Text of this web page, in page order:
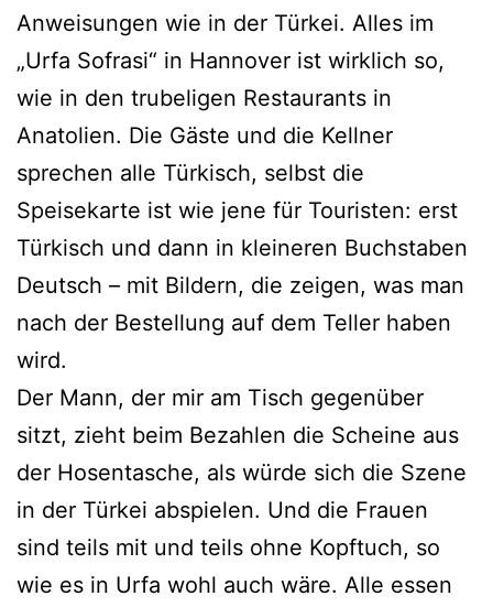
Anweisungen wie in der Türkei. Alles im
„Urfa Sofrasi“ in Hannover ist wirklich so,
wie in den trubeligen Restaurants in
Anatolien. Die Gäste und die Kellner
sprechen alle Türkisch, selbst die
Speisekarte ist wie jene für Touristen: erst
Türkisch und dann in kleineren Buchstaben
Deutsch – mit Bildern, die zeigen, was man
nach der Bestellung auf dem Teller haben
wird.
Der Mann, der mir am Tisch gegenüber
sitzt, zieht beim Bezahlen die Scheine aus
der Hosentasche, als würde sich die Szene
in der Türkei abspielen. Und die Frauen
sind teils mit und teils ohne Kopftuch, so
wie es in Urfa wohl auch wäre. Alle essen